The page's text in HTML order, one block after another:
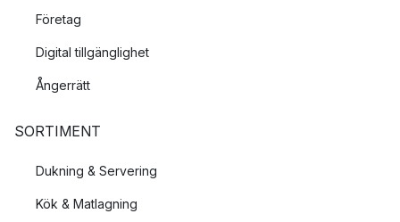
Företag
Digital tillgänglighet
Ångerrätt
SORTIMENT
Dukning & Servering
Kök & Matlagning